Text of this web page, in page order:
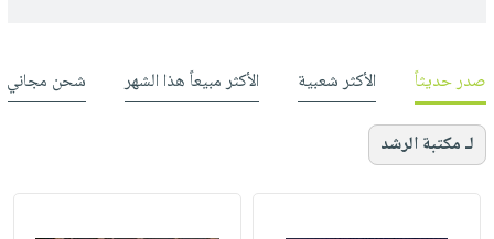
صدر حديثاً الأكثر شعبية الأكثر مبيعاً هذا الشهر شحن مجاني
لـ مكتبة الرشد